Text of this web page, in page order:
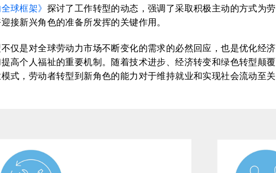
球框架》 探讨了工作转型的动态，强调了采取积极主动的方式为劳
接新兴角色的准备所发挥的关键作用。
仅是对全球劳动力市场不断变化的需求的必然回应，也是优化经济
高个人福祉的重要机制。随着技术进步、经济转变和绿色转型颠覆
式，劳动者转型到新角色的能力对于维持就业和实现社会流动至关